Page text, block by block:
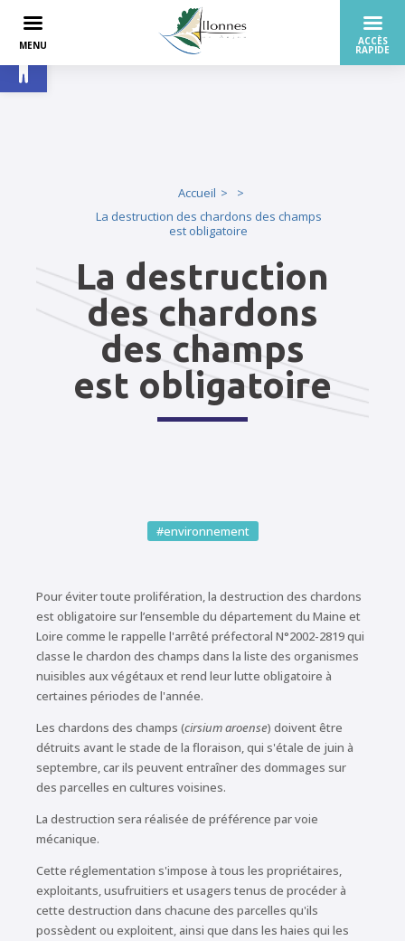
Ouvrir la barre d’outils
Accueil
La destruction des chardons des champs
est obligatoire
La destruction
des chardons
des champs
est obligatoire
#environnement
Pour éviter toute prolifération, la destruction des chardons
est obligatoire sur l’ensemble du département du Maine et
Loire comme le rappelle l'arrêté préfectoral N°2002-2819 qui
classe le chardon des champs dans la liste des organismes
nuisibles aux végétaux et rend leur lutte obligatoire à
certaines périodes de l'année.
Les chardons des champs (cirsium aroense) doivent être
détruits avant le stade de la floraison, qui s'étale de juin à
septembre, car ils peuvent entraîner des dommages sur
des parcelles en cultures voisines.
La destruction sera réalisée de préférence par voie
mécanique.
Cette réglementation s'impose à tous les propriétaires,
exploitants, usufruitiers et usagers tenus de procéder à
cette destruction dans chacune des parcelles qu'ils
possèdent ou exploitent, ainsi que dans les haies qui les